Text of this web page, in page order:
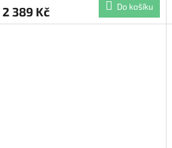
2 389 Kč Do košíku